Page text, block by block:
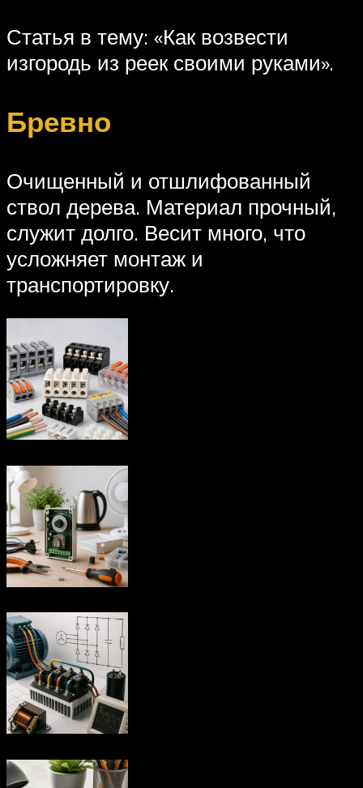
Статья в тему: «Как возвести
изгородь из реек своими руками».
Бревно
Очищенный и отшлифованный
ствол дерева. Материал прочный,
служит долго. Весит много, что
усложняет монтаж и
транспортировку.